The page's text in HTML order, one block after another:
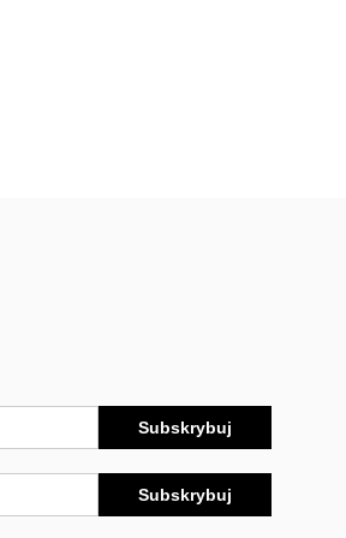
Subskrybuj
Subskrybuj